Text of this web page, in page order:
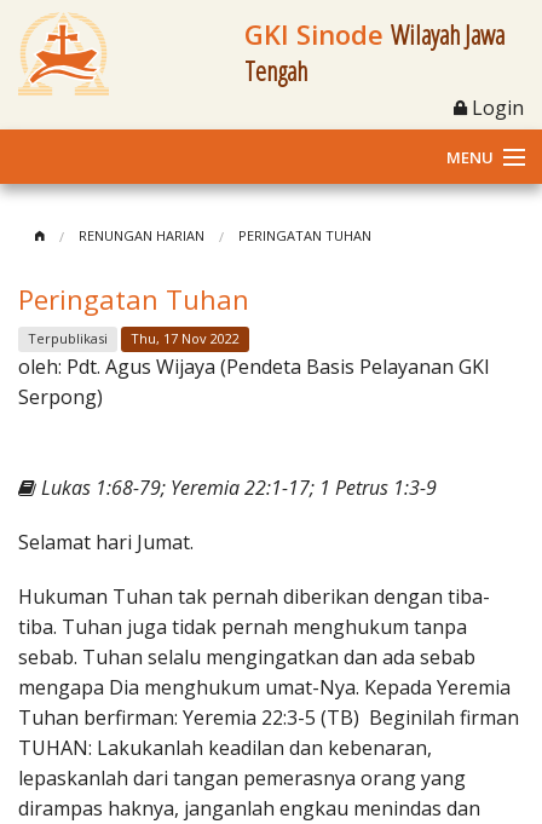
GKI Sinode Wilayah Jawa
Tengah
Login
MENU
Klasis dan Jemaat
Berita Kegiatan
Materi
RENUNGAN HARIAN PERINGATAN TUHAN
Peringatan Tuhan
Terpublikasi Thu, 17 Nov 2022
oleh: Pdt. Agus Wijaya (Pendeta Basis Pelayanan GKI
Serpong)
Lukas 1:68-79; Yeremia 22:1-17; 1 Petrus 1:3-9
Selamat hari Jumat.
Hukuman Tuhan tak pernah diberikan dengan tiba-
tiba. Tuhan juga tidak pernah menghukum tanpa
sebab. Tuhan selalu mengingatkan dan ada sebab
mengapa Dia menghukum umat-Nya. Kepada Yeremia
Tuhan berfirman: Yeremia 22:3-5 (TB) Beginilah firman
TUHAN: Lakukanlah keadilan dan kebenaran,
lepaskanlah dari tangan pemerasnya orang yang
dirampas haknya, janganlah engkau menindas dan